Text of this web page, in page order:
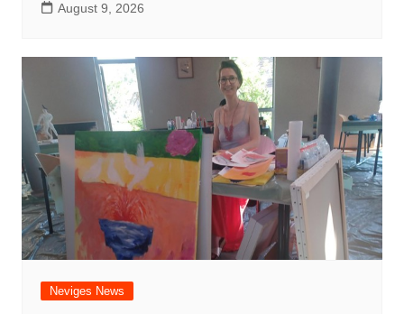
August 9, 2026
Neviges News